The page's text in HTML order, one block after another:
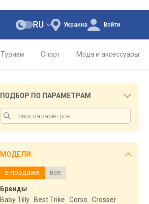
Украина
RU Войти
Туризм Спорт Мода и аксессуары
ПОДБОР ПО ПАРАМЕТРАМ
МОДЕЛИ
в продаже все
Бренды
Baby Tilly
Best Trike Corso
Crosser